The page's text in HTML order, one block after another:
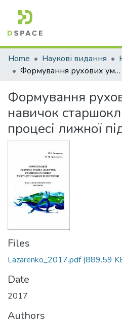
Communities & Collections
All of DSpace
Home Наукові видання
Формування рухових умінь і навичок старшокласників у процесі лижної підготовки
Формування
навичок
процесі лижної
Files
Lazarenko_2017.pdf(889.59
Date
2017
Authors